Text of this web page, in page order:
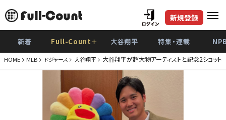
新規登録
新着 Full-Count＋ 大谷翔平 特集・連載
HOME MLB ドジャース 大谷翔平 大谷翔平が超大物アーティストと記念2ショッ